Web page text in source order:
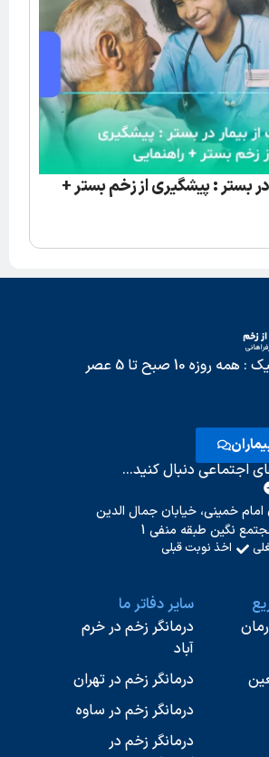
در بستر : پیشگیری از زخم بستر +
10 صبح تا 5 عصر
اجتماعی دنبال کنید...
امام خمینی، خیابان جمال الدین
نگین طبقه منفی 1
اخذ نوبت قبلی
سایر دفاتر ما
درمانگر زخم در خرم
آباد
درمانگر زخم در تهران
درمانگر زخم در ساوه
درمانگر زخم در